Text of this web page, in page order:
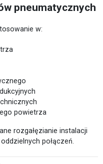
pneumatycznych
w:
powietrza
rozgałęzianie instalacji
połączeń.